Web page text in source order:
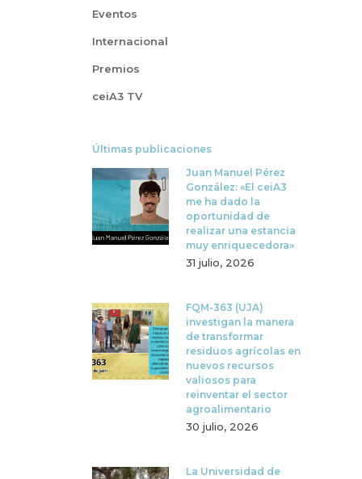
Eventos
Internacional
Premios
ceiA3 TV
Últimas publicaciones
Juan Manuel Pérez
González: «El ceiA3
me ha dado la
oportunidad de
realizar una estancia
muy enriquecedora»
31 julio, 2026
FQM-363 (UJA)
investigan la manera
de transformar
residuos agrícolas en
nuevos recursos
valiosos para
reinventar el sector
agroalimentario
30 julio, 2026
La Universidad de